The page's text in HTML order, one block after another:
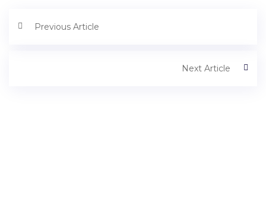
Previous Article
Next Article